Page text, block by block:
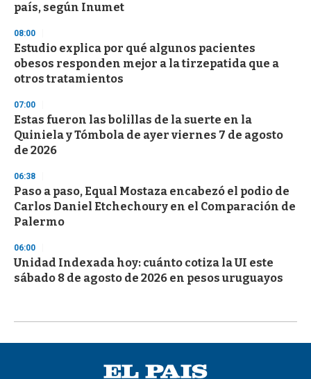
país, según Inumet
08:00
Estudio explica por qué algunos pacientes
obesos responden mejor a la tirzepatida que a
otros tratamientos
07:00
Estas fueron las bolillas de la suerte en la
Quiniela y Tómbola de ayer viernes 7 de agosto
de 2026
06:38
Paso a paso, Equal Mostaza encabezó el podio de
Carlos Daniel Etchechoury en el Comparación de
Palermo
06:00
Unidad Indexada hoy: cuánto cotiza la UI este
sábado 8 de agosto de 2026 en pesos uruguayos